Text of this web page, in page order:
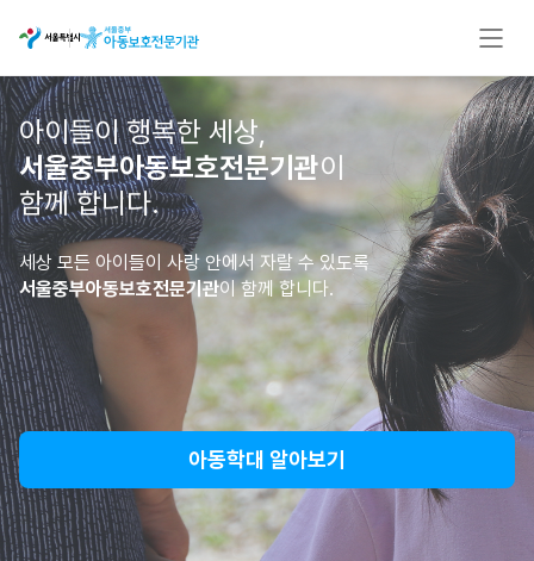
아이들이 행복한 세상,
서울중부아동보호전문기관이
함께 합니다.
세상 모든 아이들이 사랑 안에서 자랄 수 있도록
서울중부아동보호전문기관이 함께 합니다.
아동학대 알아보기